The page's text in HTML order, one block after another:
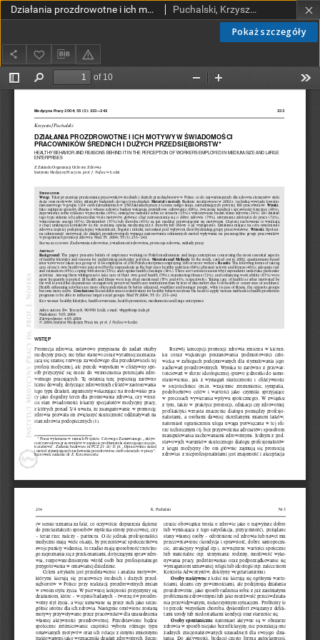
Pokaż szczegóły
Działania prozdrowotne i ich motywy w świadomości pracowników średnich i dużych przedsiębiorstw Puchalski, Krzysztof